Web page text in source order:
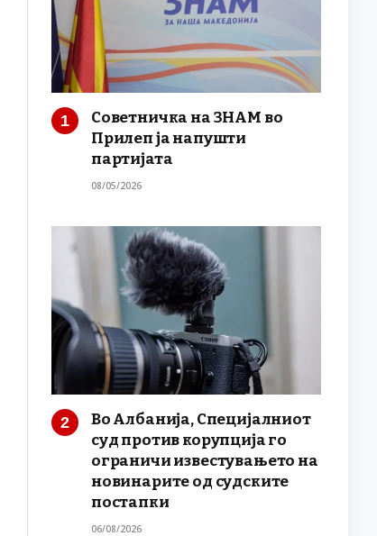
Советничка на ЗНАМ во
Прилеп ја напушти
партијата
08/05/2026
Во Албанија, Специјалниот
суд против корупција го
ограничи известувањето на
новинарите од судските
постапки
06/08/2026